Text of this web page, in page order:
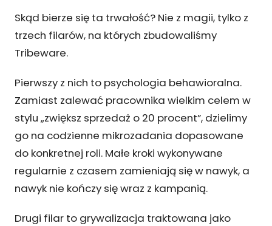
Skąd bierze się ta trwałość? Nie z magii, tylko z
trzech filarów, na których zbudowaliśmy
Tribeware.
Pierwszy z nich to psychologia behawioralna.
Zamiast zalewać pracownika wielkim celem w
stylu „zwiększ sprzedaż o 20 procent”, dzielimy
go na codzienne mikrozadania dopasowane
do konkretnej roli. Małe kroki wykonywane
regularnie z czasem zamieniają się w nawyk, a
nawyk nie kończy się wraz z kampanią.
Drugi filar to grywalizacja traktowana jako